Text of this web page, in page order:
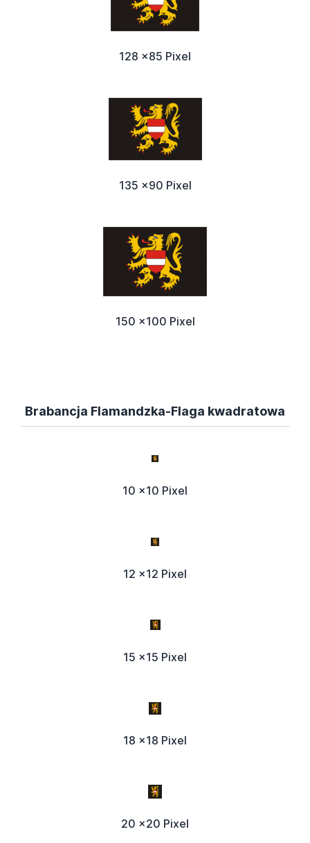
128 x85 Pixel
135 x90 Pixel
150 x100 Pixel
Brabancja Flamandzka-Flaga kwadratowa
10 x10 Pixel
12 x12 Pixel
15 x15 Pixel
18 x18 Pixel
20 x20 Pixel